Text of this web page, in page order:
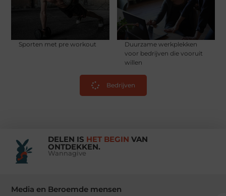
Sporten met pre workout
Duurzame werkplekken
voor bedrijven die vooruit
willen
Bedrijven
DELEN IS HET BEGIN VAN
ONTDEKKEN.
Wannagive
Media en Beroemde mensen